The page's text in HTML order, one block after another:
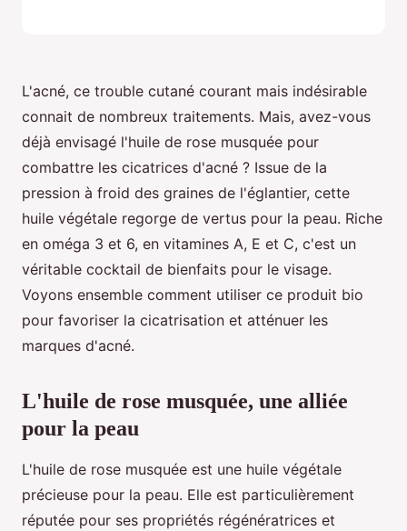
L'acné, ce trouble cutané courant mais indésirable
connait de nombreux traitements. Mais, avez-vous
déjà envisagé l'huile de rose musquée pour
combattre les cicatrices d'acné ? Issue de la
pression à froid des graines de l'églantier, cette
huile végétale regorge de vertus pour la peau. Riche
en oméga 3 et 6, en vitamines A, E et C, c'est un
véritable cocktail de bienfaits pour le visage.
Voyons ensemble comment utiliser ce produit bio
pour favoriser la cicatrisation et atténuer les
marques d'acné.
L'huile de rose musquée, une alliée
pour la peau
L'huile de rose musquée est une huile végétale
précieuse pour la peau. Elle est particulièrement
réputée pour ses propriétés régénératrices et